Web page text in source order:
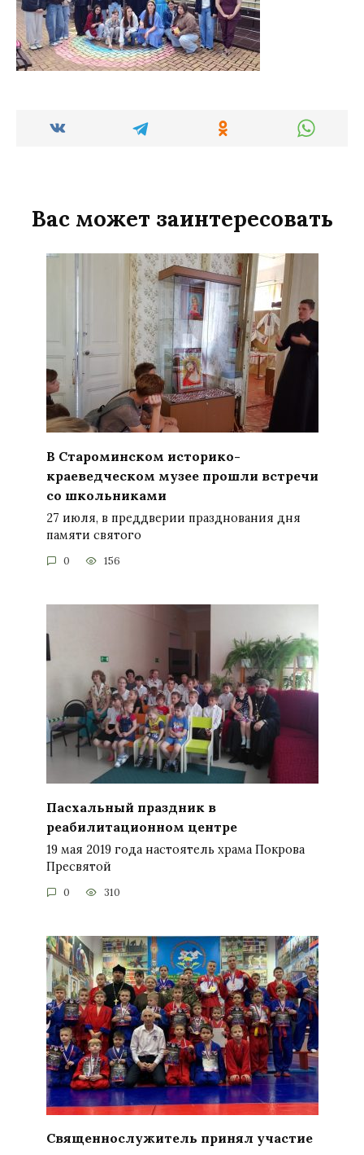
Вас может заинтересовать
В Староминском историко-
краеведческом музее прошли встречи
со школьниками
27 июля, в преддверии празднования дня
памяти святого
0 156
Пасхальный праздник в
реабилитационном центре
19 мая 2019 года настоятель храма Покрова
Пресвятой
0 310
Священнослужитель принял участие